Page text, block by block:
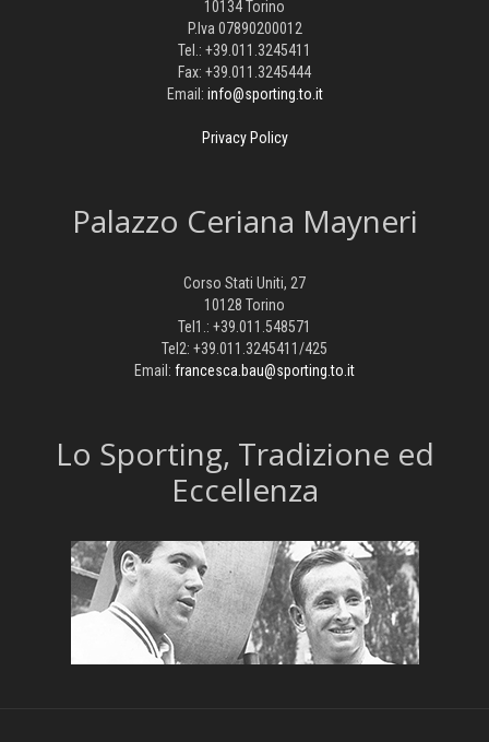
10134 Torino
P.Iva 07890200012
Tel.: +39.011.3245411
Fax: +39.011.3245444
Email: info@sporting.to.it
Privacy Policy
Palazzo Ceriana Mayneri
Corso Stati Uniti, 27
10128 Torino
Tel1.: +39.011.548571
Tel2: +39.011.3245411/425
Email: francesca.bau@sporting.to.it
​Lo Sporting, Tradizione ed
Eccellenza